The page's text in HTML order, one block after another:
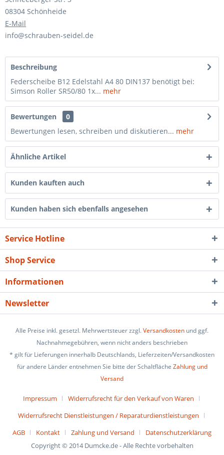
08304 Schönheide
E-Mail
info@schrauben-seidel.de
Beschreibung
Federscheibe B12 Edelstahl A4 80 DIN137 benötigt bei:
Simson Roller SR50/80 1x... mehr
Bewertungen
0
Bewertungen lesen, schreiben und diskutieren... mehr
Ähnliche Artikel
Kunden kauften auch
Kunden haben sich ebenfalls angesehen
Service Hotline
Shop Service
Informationen
Newsletter
Alle Preise inkl. gesetzl. Mehrwertsteuer zzgl.Versandkosten und ggf.
Nachnahmegebühren, wenn nicht anders beschrieben
* gilt für Lieferungen innerhalb Deutschlands, Lieferzeiten/Versandkosten
für andere Länder entnehmen Sie bitte der Schaltfläche Zahlung und
Versand
Impressum
Widerrufsrecht für den Verkauf von Waren
Widerrufsrecht Dienstleistungen / Reparaturdienstleistungen
AGB
Kontakt Zahlung und Versand
Datenschutzerklärung
Copyright © 2014 Dumcke.de - Alle Rechte vorbehalten